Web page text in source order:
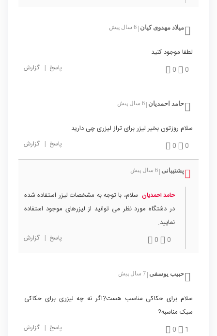
میلاد مهدوی کیان 6 سال پیش
لطفا موجود کنید
0
0 پاسخ | گزارش
حامد احمدیان 6 سال پیش
سلام روزتون بخیر لیزر برای تراز لیزری چی دارید
0
0 پاسخ | گزارش
پشتیبانی 6 سال پیش
حامد احمدیان سلام، با توجه به مشخصات لیزر استفاده شده
در دشتگاه مورد نظر می توانید از لیزرهای موجود استفاده
نمایید.
0
0 پاسخ | گزارش
حبیب یوسفی 7 سال پیش
سلام برای حکاکی مناسب هست?اگر نه چه لیزری برای حکاکی
سبک مناسبه?
1
0 پاسخ | گزارش